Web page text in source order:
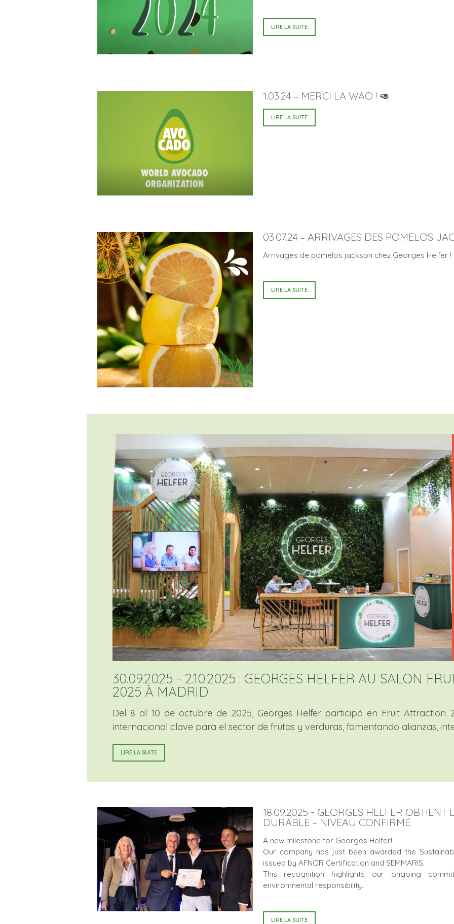
LIRE LA SUITE
1.03.24 – MERCI LA WAO ! 🥑
LIRE LA SUITE
03.07.24 – ARRIVAGES DES POMELOS
Arrivages de pomelos jackson chez Georges Helfer !
LIRE LA SUITE
30.09.2025 - 2.10.2025 : GEORGES HELFER AU SALON
2025 À MADRID
Del 8 al 10 de octubre de 2025, Georges Helfer participó en Fruit Attraction
internacional clave para el sector de frutas y verduras, fomentando alianzas,
LIRE LA SUITE
18.09.2025 - GEORGES HELFER OBTIENT
DURABLE – NIVEAU CONFIRMÉ
A new milestone for Georges Helfer!
Our company has just been awarded the
issued by AFNOR Certification and SEMMARIS.
This recognition highlights our ongoing
environmental responsibility.
LIRE LA SUITE